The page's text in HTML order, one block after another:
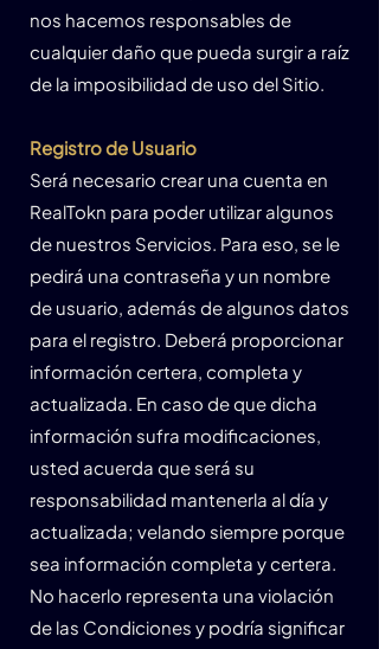
nos hacemos responsables de
cualquier daño que pueda surgir a raíz
de la imposibilidad de uso del Sitio.
Registro de Usuario
Será necesario crear una cuenta en
RealTokn para poder utilizar algunos
de nuestros Servicios. Para eso, se le
pedirá una contraseña y un nombre
de usuario, además de algunos datos
para el registro. Deberá proporcionar
información certera, completa y
actualizada. En caso de que dicha
información sufra modificaciones,
usted acuerda que será su
responsabilidad mantenerla al día y
actualizada; velando siempre porque
sea información completa y certera.
No hacerlo representa una violación
de las Condiciones y podría significar